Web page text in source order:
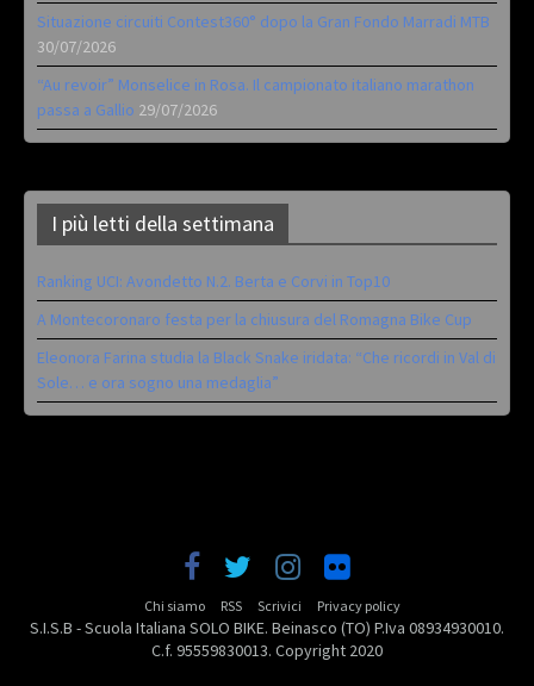
Situazione circuiti Contest360° dopo la Gran Fondo Marradi MTB
30/07/2026
“Au revoir” Monselice in Rosa. Il campionato italiano marathon
passa a Gallio 29/07/2026
I più letti della settimana
Ranking UCI: Avondetto N.2. Berta e Corvi in Top10
A Montecoronaro festa per la chiusura del Romagna Bike Cup
Eleonora Farina studia la Black Snake iridata: “Che ricordi in Val di
Sole… e ora sogno una medaglia”
Chi siamo RSS Scrivici Privacy policy
S.I.S.B - Scuola Italiana SOLO BIKE. Beinasco (TO) P.Iva 08934930010.
C.f. 95559830013. Copyright 2020